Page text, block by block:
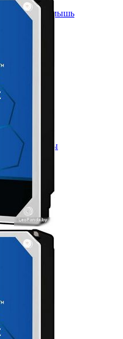
и мышь
мыши
и гарнитуры